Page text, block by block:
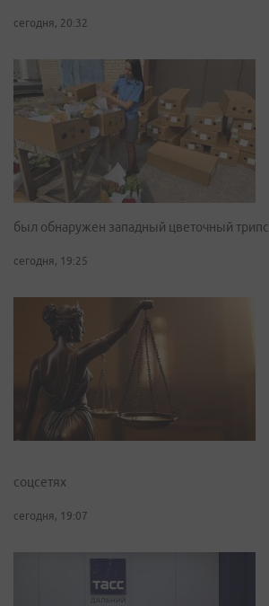
сегодня, 20:32
был обнаружен западный цветочный трипс
сегодня, 19:25
соцсетях
сегодня, 19:07